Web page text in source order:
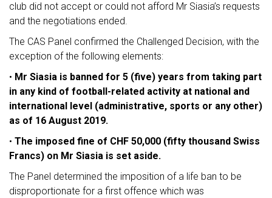
club did not accept or could not afford Mr Siasia’s requests
and the negotiations ended.
The CAS Panel confirmed the Challenged Decision, with the
exception of the following elements:
• Mr Siasia is banned for 5 (five) years from taking part
in any kind of football-related activity at national and
international level (administrative, sports or any other)
as of 16 August 2019.
• The imposed fine of CHF 50,000 (fifty thousand Swiss
Francs) on Mr Siasia is set aside.
The Panel determined the imposition of a life ban to be
disproportionate for a first offence which was